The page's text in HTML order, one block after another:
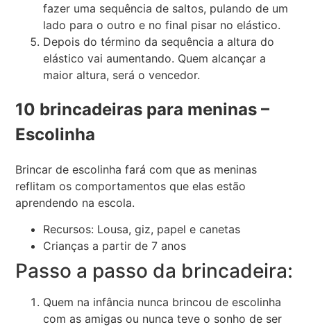
fazer uma sequência de saltos, pulando de um
lado para o outro e no final pisar no elástico.
Depois do término da sequência a altura do
elástico vai aumentando. Quem alcançar a
maior altura, será o vencedor.
10 brincadeiras para meninas –
Escolinha
Brincar de escolinha fará com que as meninas
reflitam os comportamentos que elas estão
aprendendo na escola.
Recursos: Lousa, giz, papel e canetas
Crianças a partir de 7 anos
Passo a passo da brincadeira:
Quem na infância nunca brincou de escolinha
com as amigas ou nunca teve o sonho de ser